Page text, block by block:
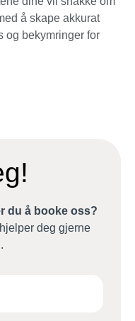
å skape akkurat
og bekymringer for
du å booke oss?
deg gjerne